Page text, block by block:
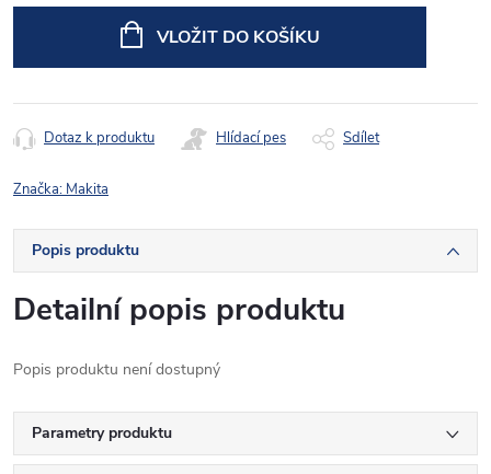
VLOŽIT DO KOŠÍKU
Dotaz k produktu Hlídací pes Sdílet
Značka: Makita
Popis produktu
Detailní popis produktu
Popis produktu není dostupný
Parametry produktu